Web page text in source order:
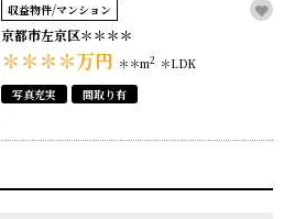
収益物件/マンション
京都市左京区＊＊＊＊
＊＊＊＊万円 ＊＊m2 ＊LDK
写真充実
間取り有